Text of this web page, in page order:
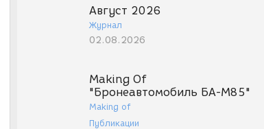
Август 2026
Журнал
02.08.2026
Making Of
"Бронеавтомобиль БА-М85"
Making of
Публикации